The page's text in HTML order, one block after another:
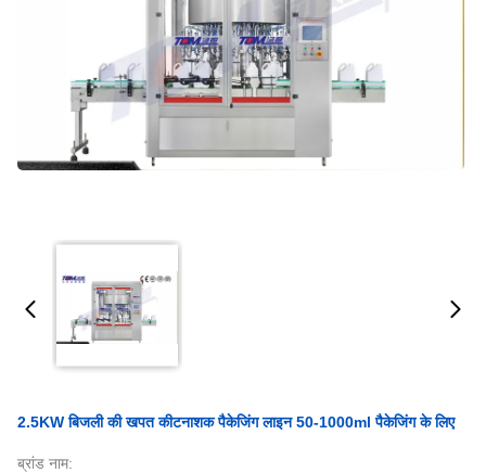
2.5KW बिजली की खपत कीटनाशक पैकेजिंग लाइन 50-1000ml पैकेजिंग के लिए
ब्रांड नाम: